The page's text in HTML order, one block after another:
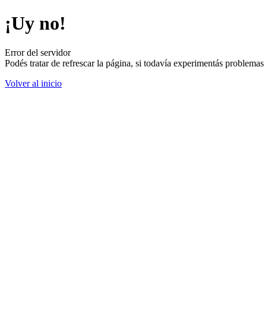
¡Uy no!
Error del servidor
Podés tratar de refrescar la página, si todavía experimentás
Volver al inicio